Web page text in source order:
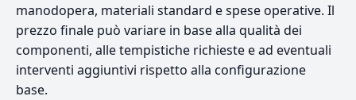
manodopera, materiali standard e spese operative. Il
prezzo finale può variare in base alla qualità dei
componenti, alle tempistiche richieste e ad eventuali
interventi aggiuntivi rispetto alla configurazione
base.